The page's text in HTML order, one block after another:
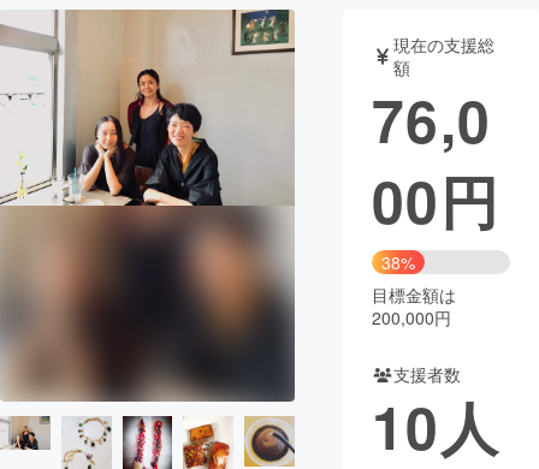
アート・写真 音楽
テクノロジー・ガジェット ゲーム・
映像・映画 書籍・雑誌
ビジネス・起業 チャレンジ
まちづくり・地域活性化
CAMPFIRE for Social Good
CAMPFIRE Creation
CAMPFIREふるさと納税machi-ya コミュニティ
現在の支援総
額
76,0
00円
38%
目標金額は
200,000円
支援者数
10人